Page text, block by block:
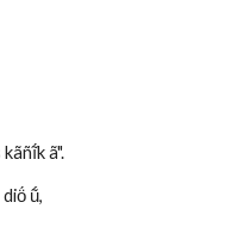
ã".
ṹ,